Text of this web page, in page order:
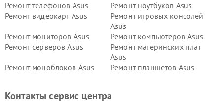
Ремонт телефонов Asus
Ремонт ноутбуков Asus
Ремонт видеокарт Asus
Ремонт игровых консолей
Asus
Ремонт мониторов Asus
Ремонт компьютеров Asus
Ремонт серверов Asus
Ремонт материнских плат
Asus
Ремонт моноблоков Asus
Ремонт планшетов Asus
Контакты сервис центра